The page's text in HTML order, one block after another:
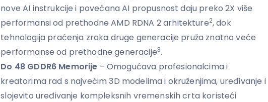
nove AI instrukcije i povećana AI propusnost daju preko 2X više
performansi od prethodne AMD RDNA 2 arhitekture2, dok
tehnologija praćenja zraka druge generacije pruža znatno veće
performanse od prethodne generacije3.
Do 48 GDDR6 Memorije – Omogućava profesionalcima i
kreatorima rad s najvećim 3D modelima i okruženjima, uređivanje i
slojevito uređivanje kompleksnih vremenskih crta koristeći